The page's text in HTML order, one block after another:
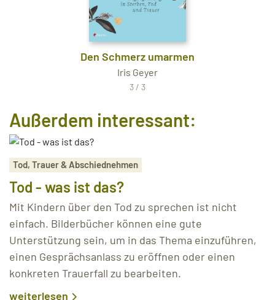
Den Schmerz umarmen
Iris Geyer
3 / 3
Außerdem interessant:
Tod, Trauer & Abschiednehmen
Tod - was ist das?
Mit Kindern über den Tod zu sprechen ist nicht
einfach. Bilderbücher können eine gute
Unterstützung sein, um in das Thema einzuführen,
einen Gesprächsanlass zu eröffnen oder einen
konkreten Trauerfall zu bearbeiten.
weiterlesen